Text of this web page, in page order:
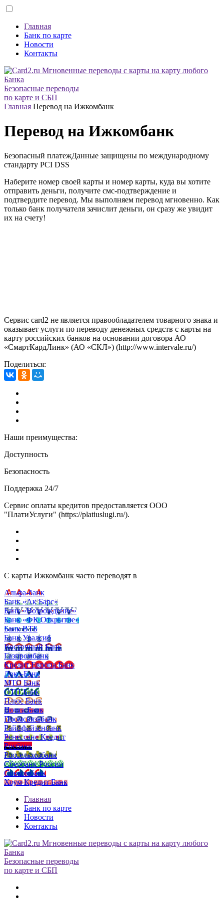
Главная
Банк по карте
Новости
Контакты
Безопасные переводы
по карте и СБП
Главная Перевод на Ижкомбанк
Перевод на Ижкомбанк
Безопасный платежДанные защищены по международному
стандарту PCI DSS
Наберите номер своей карты и номер карты, куда вы хотите
отправить деньги, получите смс-подтверждение и
подтвердите перевод. Мы выполняем перевод мгновенно. Как
только банк получателя зачислит деньги, он сразу же увидит
их на счету!
Сервис card2 не является правообладателем товарного знака и
оказывает услуги по переводу денежных средств с карты на
карту российских банков на основании договора АО
«СмартКардЛинк» (АО «СКЛ») (http://www.intervale.ru/)
Поделиться:
Наши преимущества:
Доступность
Безопасность
Поддержка 24/7
Сервис оплаты кредитов предоставляется ООО
"ПлатиУслуги" (https://platiuslugi.ru/).
С карты Ижкомбанк часто переводят в
Альфа-банк
Банк «Ак Барс»
Банк «Возрождение»
Банк «ФК Открытие»
Банк ВТБ
Банк Уралсиб
Восточный Банк
Газпромбанк
Кредит Европа Банк
Локо-Банк
МТС Банк
ОТП Банк
Плюс Банк
Почта Банк
Промсвязьбанк
Райффайзенбанк
Ренессанс Кредит
Росбанк
Россельхозбанк
Сбербанк России
Совкомбанк
Хоум Кредит Банк
Главная
Банк по карте
Новости
Контакты
Безопасные переводы
по карте и СБП